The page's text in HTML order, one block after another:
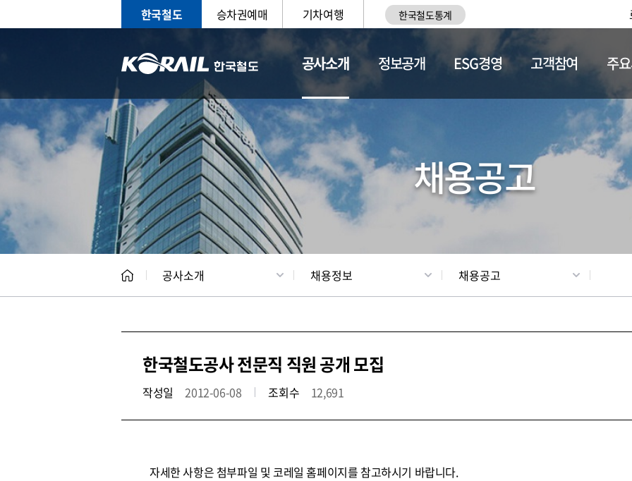
한국철도 승차권예매 기차여행 한국철도통계
공사소개
CEO 일반현황 채용정보
정보공개 ESG경영 고객참여 주
채용공고
공사소개 채용정보 채용공고
한국철도공사 전문직 직원 공개 모집
작성일 2012-06-08 조회수 12,691
자세한 사항은 첨부파일 및 코레일 홈페이지를 참고하시기 바랍니다.